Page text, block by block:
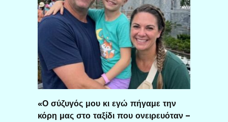
«Ο σύζυγός μου κι εγώ πήγαμε την
κόρη μας στο ταξίδι που ονειρευόταν –